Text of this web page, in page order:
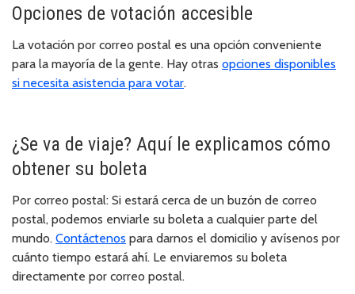
Opciones de votación accesible
La votación por correo postal es una opción conveniente
para la mayoría de la gente. Hay otras opciones disponibles
si necesita asistencia para votar.
¿Se va de viaje? Aquí le explicamos cómo
obtener su boleta
Por correo postal: Si estará cerca de un buzón de correo
postal, podemos enviarle su boleta a cualquier parte del
mundo. Contáctenos para darnos el domicilio y avísenos por
cuánto tiempo estará ahí. Le enviaremos su boleta
directamente por correo postal.